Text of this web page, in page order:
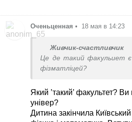
Оченьценная • 18 мая в 14:23
Живчик-счастливчик
Це де такий факульиет
фізматліцей?
Який ’такий’ факультет?
універ?
Дитина закінчила